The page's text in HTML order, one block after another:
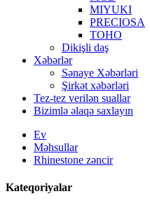
MIYUKI
PRECIOSA
TOHO
Dikişli daş
Xəbərlər
Sənaye Xəbərləri
Şirkət xəbərləri
Tez-tez verilən suallar
Bizimlə əlaqə saxlayın
Ev
Məhsullar
Rhinestone zəncir
Kateqoriyalar